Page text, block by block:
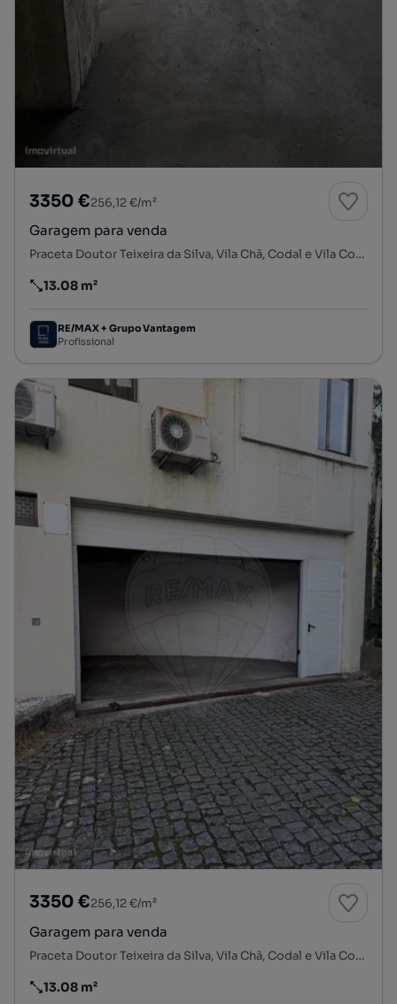
3350 €256,12 €/m²
Garagem para venda
Praceta Doutor Teixeira da Silva, Vila Chã, Codal e Vila Cova de Perrinho, Vale de Cambra, Aveiro
Preço por metro quadrado
13.08 m²
RE/MAX + Grupo Vantagem
Profissional
3350 €256,12 €/m²
Garagem para venda
Praceta Doutor Teixeira da Silva, Vila Chã, Codal e Vila Cova de Perrinho, Vale de Cambra, Aveiro
Preço por metro quadrado
13.08 m²